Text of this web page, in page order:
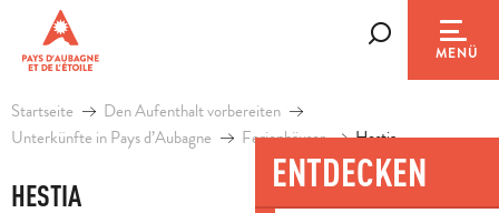
contenu
principal
MENÜ
ENTDECKEN
Startseite
Den Aufenthalt vorbereiten
Unterkünfte in Pays d’Aubagne
Ferienhäuser Hestia
HESTIA